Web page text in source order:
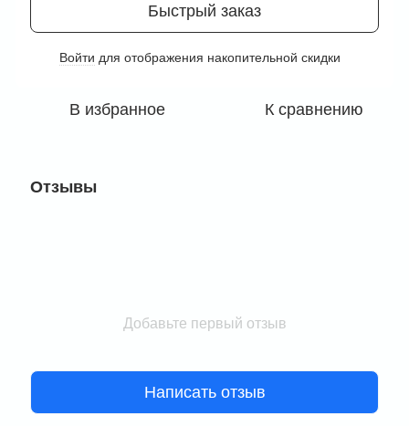
Быстрый заказ
Войти для отображения накопительной скидки
В избранное К сравнению
Отзывы
Добавьте первый отзыв
Написать отзыв